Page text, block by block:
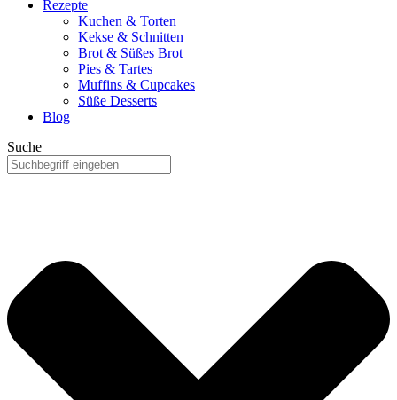
Rezepte
Kuchen & Torten
Kekse & Schnitten
Brot & Süßes Brot
Pies & Tartes
Muffins & Cupcakes
Süße Desserts
Blog
Suche